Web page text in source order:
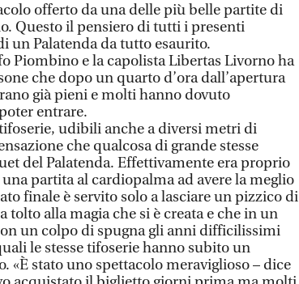
offerto da una delle più belle partite di
Questo il pensiero di tutti i presenti
un Palatenda da tutto esaurito.
Piombino e la capolista Libertas Livorno ha
che dopo un quarto d’ora dall’apertura
già pieni e molti hanno dovuto
entrare.
udibili anche a diversi metri di
che qualcosa di grande stesse
del Palatenda. Effettivamente era proprio
partita al cardiopalma ad avere la meglio
finale è servito solo a lasciare un pizzico di
tolto alla magia che si è creata e che in un
un colpo di spugna gli anni difficilissimi
le stesse tifoserie hanno subito un
«È stato uno spettacolo meraviglioso – dice